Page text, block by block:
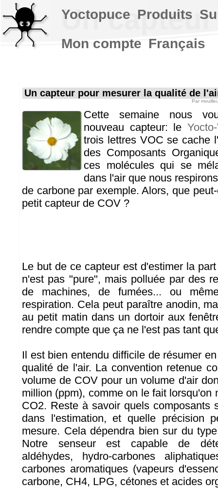
Un
Un capteur pour mesurer la qualité de
Par
Cette semaine nous
nouveau capteur: le
trois lettres VOC se cache
des Composants
ces molécules qui se
dans l'air que nous
de carbone par exemple. Alors, que
petit capteur de COV ?
Le but de ce capteur est d'estimer la
n'est pas "pure", mais polluée par des
de machines, de fumées... ou
respiration. Cela peut paraître anodin,
au petit matin dans un dortoir aux
rendre compte que ça ne l'est pas tant
Il est bien entendu difficile de résumer
qualité de l'air. La convention retenue
volume de COV pour un volume d'air
million (ppm), comme on le fait lorsqu'on
CO2. Reste à savoir quels composants
dans l'estimation, et quelle précision
mesure. Cela dépendra bien sur du
Notre senseur est capable de
aldéhydes, hydro-carbones
carbones aromatiques (vapeurs
carbone, CH4, LPG, cétones et acides
Yoctopuce Produits
Mon compte Français